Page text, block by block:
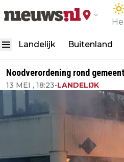
Landelijk Buitenland
Noodverordening rond
13 MEI , 18:23•LANDELIJK